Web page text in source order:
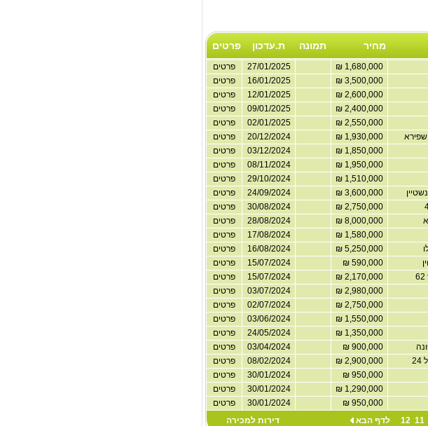
מחיר תמונה ת.עדכון פרטים
27/01/2025
פרטים
16/01/2025
פרטים
12/01/2025
פרטים
09/01/2025
פרטים
02/01/2025
פרטים
20/12/2024
פרטים
03/12/2024
פרטים
08/11/2024
פרטים
29/10/2024
פרטים
24/09/2024
פרטים
30/08/2024
פרטים
28/08/2024
פרטים
17/08/2024
פרטים
16/08/2024
פרטים
15/07/2024
פרטים
15/07/2024
פרטים
03/07/2024
פרטים
02/07/2024
פרטים
03/06/2024
פרטים
24/05/2024
פרטים
03/04/2024
פרטים
08/02/2024
פרטים
30/01/2024
פרטים
30/01/2024
פרטים
30/01/2024
פרטים
11
12 לדף הבא דירות למכירה